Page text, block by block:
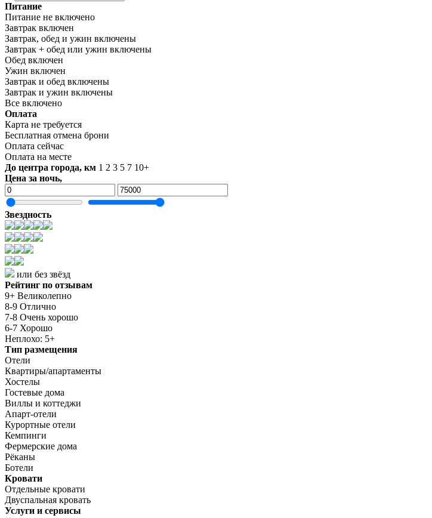
Питание
Питание не включено
Завтрак включен
Завтрак, обед и ужин включены
Завтрак + обед или ужин включены
Обед включен
Ужин включен
Завтрак и обед включены
Завтрак и ужин включены
Все включено
Оплата
Карта не требуется
Бесплатная отмена брони
Оплата сейчас
Оплата на месте
До центра города, км 1 2 3 5 7 10+
Цена за ночь,
Звездность
или без звёзд
Рейтинг по отзывам
9+ Великолепно
8-9 Отлично
7-8 Очень хорошо
6-7 Хорошо
Неплохо: 5+
Тип размещения
Отели
Квартиры/апартаменты
Хостелы
Гостевые дома
Виллы и коттеджи
Апарт-отели
Курортные отели
Кемпинги
Фермерские дома
Рёканы
Ботели
Кровати
Отдельные кровати
Двуспальная кровать
Услуги и сервисы